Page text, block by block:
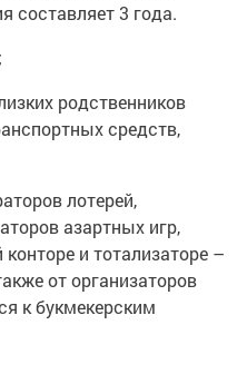
составляет 3 года.
родственников
средств,
лотерей,
азартных игр,
и тотализаторе –
от организаторов
к букмекерским